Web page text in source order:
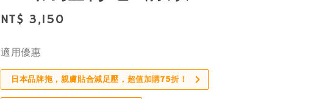
Regular
NT$ 3,150
適用優惠
日本品牌拖，親膚貼合減足壓，超值加購75折！